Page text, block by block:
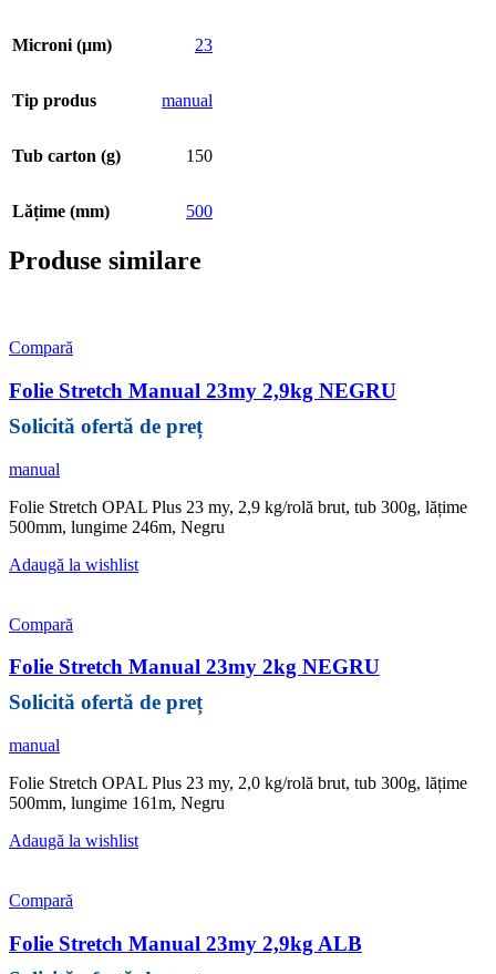
Microni (μm) 23
Tip produs manual
Tub carton (g) 150
Lățime (mm) 500
Produse similare
Compară
Folie Stretch Manual 23my 2,9kg NEGRU
manual
Folie Stretch OPAL Plus 23 my, 2,9 kg/rolă brut, tub 300g, lățime
500mm, lungime 246m, Negru
Adaugă la wishlist
Compară
Folie Stretch Manual 23my 2kg NEGRU
manual
Folie Stretch OPAL Plus 23 my, 2,0 kg/rolă brut, tub 300g, lățime
500mm, lungime 161m, Negru
Adaugă la wishlist
Compară
Folie Stretch Manual 23my 2,9kg ALB